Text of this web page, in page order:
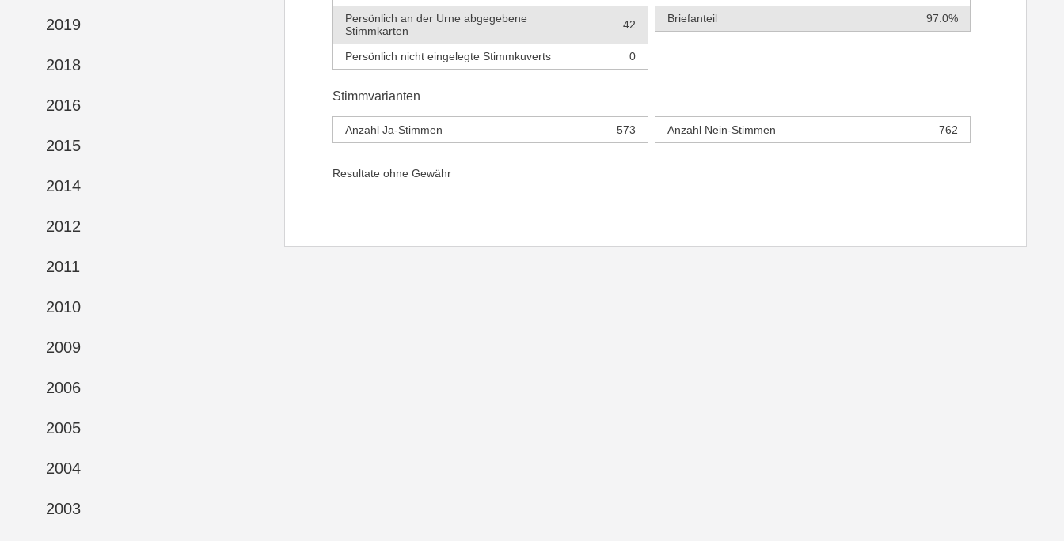
2019
2018
2016
2015
2014
2012
2011
2010
2009
2006
2005
2004
2003
Persönlich an der Urne abgegebene
Stimmkarten
42
Persönlich nicht eingelegte Stimmkuverts 0
Briefanteil
97.0%
Stimmvarianten
Anzahl Ja-Stimmen 573 Anzahl Nein-Stimmen 762
Resultate ohne Gewähr